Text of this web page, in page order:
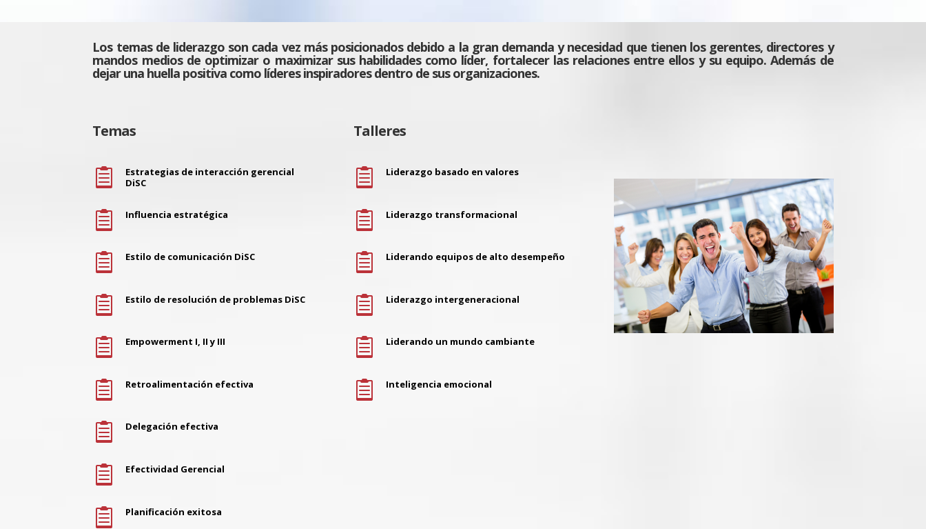
Los temas de liderazgo son cada vez más posicionados debido a la gran demanda y necesidad que tienen los gerentes, directores y
mandos medios de optimizar o maximizar sus habilidades como líder, fortalecer las relaciones entre ellos y su equipo. Además de
dejar una huella positiva como líderes inspiradores dentro de sus organizaciones.
Temas

Estrategias de interacción gerencial
DiSC
 Influencia estratégica
 Estilo de comunicación DiSC
 Estilo de resolución de problemas DiSC
 Empowerment I, II y III
 Retroalimentación efectiva
 Delegación efectiva
 Efectividad Gerencial
 Planificación exitosa
Talleres
 Liderazgo basado en valores
 Liderazgo transformacional
 Liderando equipos de alto desempeño
 Liderazgo intergeneracional
 Liderando un mundo cambiante
 Inteligencia emocional